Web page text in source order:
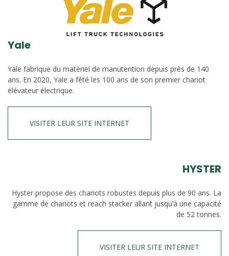
Yale
Yale fabrique du matériel de manutention depuis près de 140
ans. En 2020, Yale a fêté les 100 ans de son premier chariot
élévateur électrique.
VISITER LEUR SITE INTERNET
HYSTER
Hyster propose des chariots robustes depuis plus de 90 ans. La
gamme de chariots et reach stacker allant jusqu’à une capacité
de 52 tonnes.
VISITER LEUR SITE INTERNET